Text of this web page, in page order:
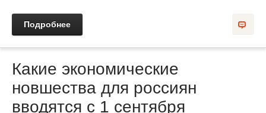
Подробнее
Какие экономические
новшества для россиян
вводятся с 1 сентября